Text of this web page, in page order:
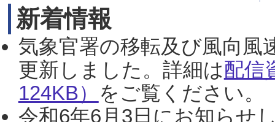
新着情報
気象官署の移転及び風向風
更新しました。詳細は配信
124KB） をご覧ください。
令和6年6月3日にお知らせ